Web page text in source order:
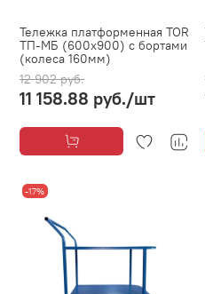
Тележка платформенная TOR
ТП-МБ (600х900) с бортами
(колеса 160мм)
12 902 руб.
11 158.88 руб./шт
-17%